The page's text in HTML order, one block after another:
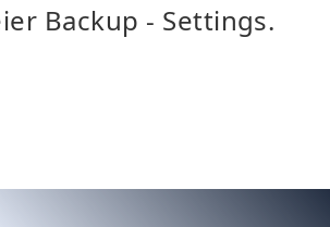
Backup - Settings.